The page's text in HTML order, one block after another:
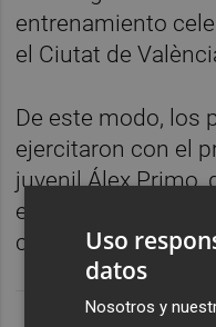
entrenamiento
el Ciutat de
De este modo, los
ejercitaron con el
juvenil Álex Primo,
en Primera División
cancerbero del
Uso
datos
Nosotros y